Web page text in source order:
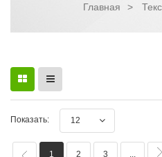
Главная >
Показать: 12
1 2 3 ...